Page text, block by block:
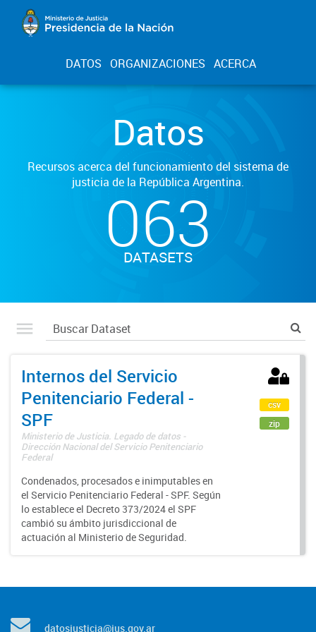
DATOS ORGANIZACIONES ACERCA
Datos
Recursos acerca del funcionamiento del sistema de
justicia de la República Argentina.
063
DATASETS
Internos del Servicio
Penitenciario Federal -
SPF
Ministerio de Justicia. Legado de datos -
Dirección Nacional del Servicio Penitenciario
Federal
Condenados, procesados e inimputables en
el Servicio Penitenciario Federal - SPF. Según
lo establece el Decreto 373/2024 el SPF
cambió su ámbito jurisdiccional de
actuación al Ministerio de Seguridad.
csv
zip
datosjusticia@jus.gov.ar